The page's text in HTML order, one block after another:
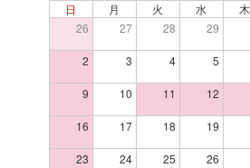
日 月 火 水 木
26
27 28 29
2 3 4 5
9 10 11 12
16 17 18 19
23 24 25 26